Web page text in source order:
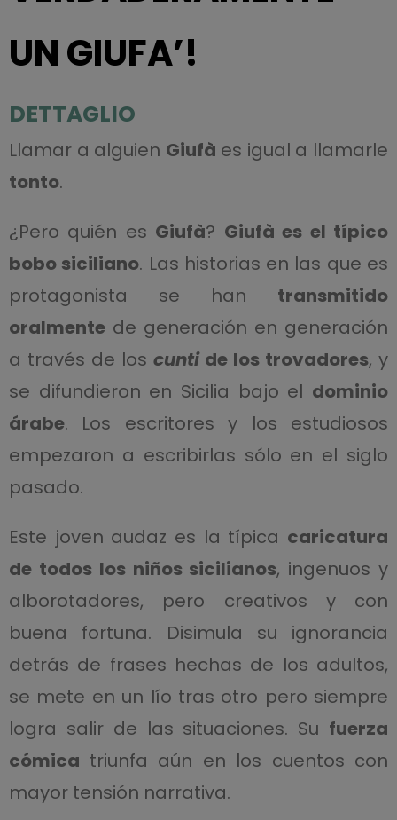
UN GIUFA’!
DETTAGLIO
Llamar a alguien Giufà es igual a llamarle
tonto.
¿Pero quién es Giufà? Giufà es el típico
bobo siciliano. Las historias en las que es
protagonista se han transmitido
oralmentede generación en generación
a través de los cuntide los trovadores, y
se difundieron en Sicilia bajo el dominio
árabe. Los escritores y los estudiosos
empezaron a escribirlas sólo en el siglo
pasado.
Este joven audaz es la típica caricatura
de todos los niños sicilianos, ingenuos y
alborotadores, pero creativos y con
buena fortuna. Disimula su ignorancia
detrás de frases hechas de los adultos,
se mete en un lío tras otro pero siempre
logra salir de las situaciones. Su fuerza
cómica triunfa aún en los cuentos con
mayor tensión narrativa.